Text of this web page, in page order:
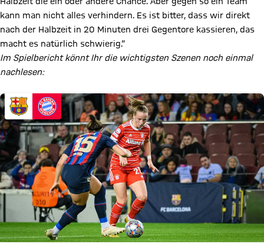
kann man nicht alles verhindern. Es ist bitter, dass wir direkt
nach der Halbzeit in 20 Minuten drei Gegentore kassieren, das
macht es natürlich schwierig.“
Im Spielbericht könnt Ihr die wichtigsten Szenen noch einmal
nachlesen: